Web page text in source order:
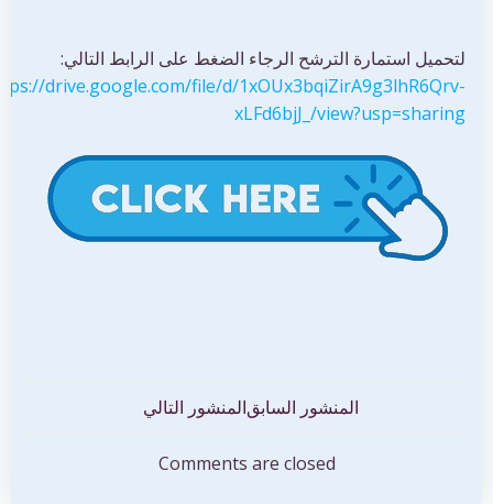
لتحميل استمارة الترشح الرجاء الضغط على الرابط التالي:
drive.google.com/file/d/1xOUx3bqiZirA9g3lhR6Qrv-
xLFd6bjJ_/view?usp=sharing
المقالات
المنشور السابقتصفّح
المقالات
المنشور التالي
Comments are closed